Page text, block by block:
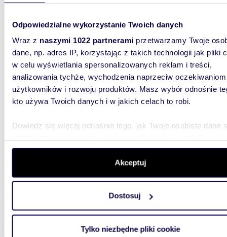
Odpowiedzialne wykorzystanie Twoich danych
Wraz z naszymi 1022 partnerami przetwarzamy Twoje
dane, np. adres IP, korzystając z takich technologii jak pliki
w celu wyświetlania spersonalizowanych reklam i treści,
analizowania tychże, wychodzenia naprzeciw oczekiwaniom
użytkowników i rozwoju produktów. Masz wybór odnośnie
kto używa Twoich danych i w jakich celach to robi.
Dowiedz się więcej odnośnie tego, jak Twoje osobiste dane
szczegółów. W Deklaracji plików cookie możesz zmienić
wycofać swoją zgodę w dowolnej chwili.
aby oferować funkcje społecznościowe i analizować ruch w
witrynie. Informacje o tym, jak korzystasz z naszej witryny,
analitycznym. Partnerzy mogą połączyć te informacje z
Akceptuj
Dostosuj
Tylko niezbędne pliki cookie
620 m
Lokal handlowy 620 m2 w centrum Kołobrzegu,
NOWA
CENA